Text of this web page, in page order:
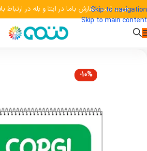
Skip to navigation
Skip to main content
جهت ثبت سفارش باما در ایتا و بله در ارتباط باشید
-10%